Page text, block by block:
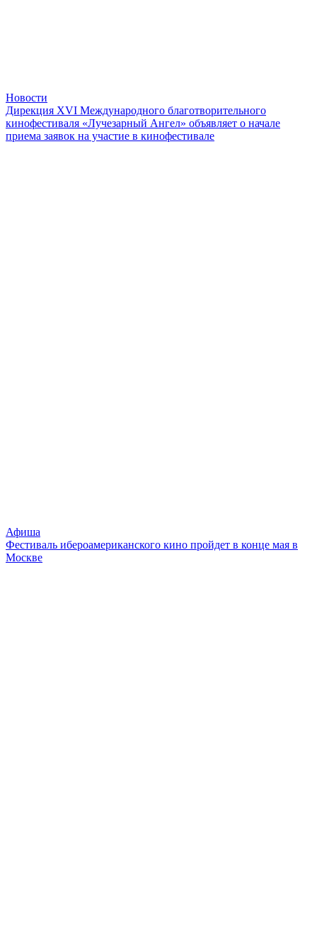
Новости
Дирекция XVI Международного благотворительного
кинофестиваля «Лучезарный Ангел» объявляет о начале
приема заявок на участие в кинофестивале
Афиша
Фестиваль ибероамериканского кино пройдет в конце мая в
Москве